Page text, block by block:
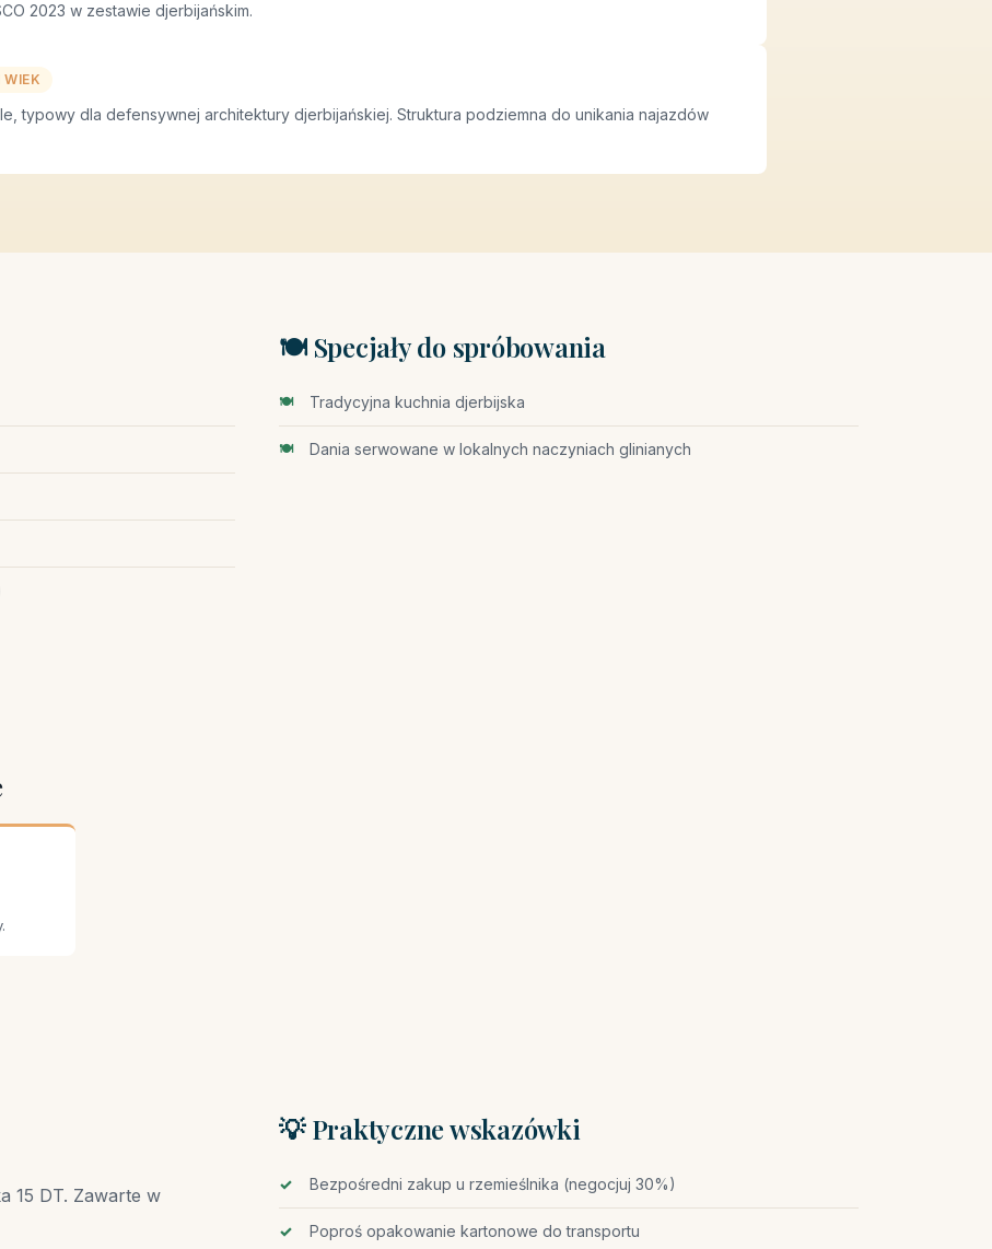
2023 w zestawie djerbijańskim.
WIEK
typowy dla defensywnej architektury djerbijańskiej. Struktura podziemna do unikania najazdów
🍽️ Specjały do spróbowania
Tradycyjna kuchnia djerbijska
Dania serwowane w lokalnych naczyniach glinianych
15 DT. Zawarte w
💡 Praktyczne wskazówki
Bezpośredni zakup u rzemieślnika (negocjuj 30%)
Poproś opakowanie kartonowe do transportu